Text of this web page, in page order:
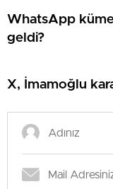
WhatsApp
geldi?
X, İmamoğlu